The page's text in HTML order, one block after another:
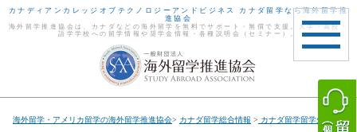
toggle
カナディアンカレッジオブテクノロジーアンドビジネス カナダ留学なら海外留学推
進協会
海外留学推進協会は、カナダなどの海外留学を無料でサポート・無償で支援。大学・高校・
語学学校への留学情報や奨学金情報・各種説明会（セミナー）。
海外留学・アメリカ留学の海外留学推進協会> カナダ留学総合情報 > カナダ留学留学先一覧